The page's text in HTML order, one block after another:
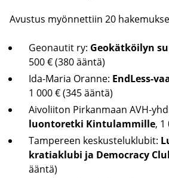
Avus­tus myön­net­tiin 20
Geo­nau­tit ry: Geo­kät­köi­lyn
500 € (380 ääntä)
Ida-​Maria Oran­ne: EndLess-​
1 000 € (345 ääntä)
Ai­vo­lii­ton Pir­kan­maan AVH-​
luon­to­ret­ki Kin­tu­lam­mil­le, 1
Tam­pe­reen kes­kus­te­luklu­bit:
kra­tiaklu­bi ja De­moc­racy
ääntä)